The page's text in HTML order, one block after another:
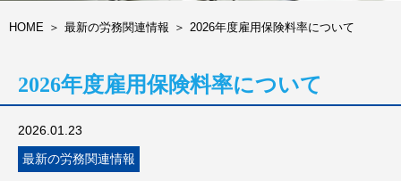
HOME 最新の労務関連情報 2026年度雇用保険料率について
2026年度雇用保険料率について
2026.01.23
最新の労務関連情報